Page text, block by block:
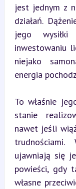
jest jednym z
działań.
jego
inwestowaniu
niejako
energia
To właśnie
stanie
nawet jeśli
trudnościami.
ujawniają się
powieści, gdy
własne